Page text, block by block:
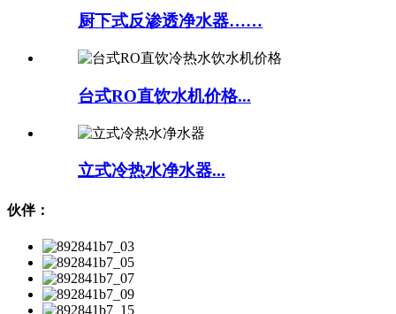
厨下式反渗透净水器……
台式RO直饮水机价格...
立式冷热水净水器...
伙伴：